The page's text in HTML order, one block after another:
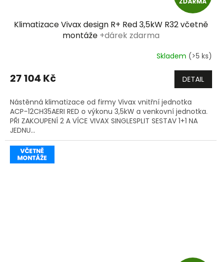
D
A
R
M
A
Klimatizace Vivax design R+ Red 3,5kW R32 včetně
montáže +dárek zdarma
Skladem (>5 ks)
27 104 Kč DETAIL
Nástěnná klimatizace od firmy Vivax vnitřní jednotka
ACP-12CH35AERI RED o výkonu 3,5kW a venkovní jednotka.
PŘI ZAKOUPENÍ 2 A VÍCE VIVAX SINGLESPLIT SESTAV 1+1 NA
JEDNU...